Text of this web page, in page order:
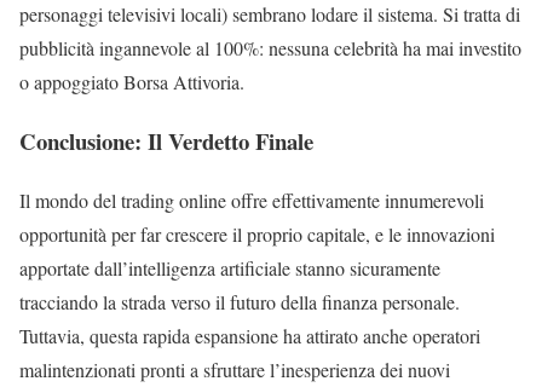
personaggi televisivi locali) sembrano lodare il sistema. Si tratta di
pubblicità ingannevole al 100%: nessuna celebrità ha mai investito
o appoggiato Borsa Attivoria.
Conclusione: Il Verdetto Finale
Il mondo del trading online offre effettivamente innumerevoli
opportunità per far crescere il proprio capitale, e le innovazioni
apportate dall’intelligenza artificiale stanno sicuramente
tracciando la strada verso il futuro della finanza personale.
Tuttavia, questa rapida espansione ha attirato anche operatori
malintenzionati pronti a sfruttare l’inesperienza dei nuovi